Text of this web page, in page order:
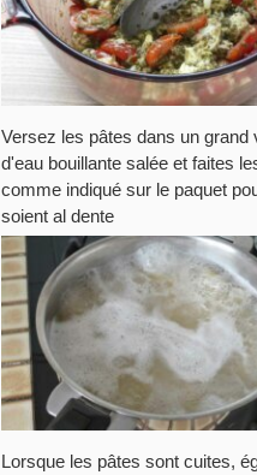
Versez les pâtes dans un grand
d'eau bouillante salée et faites
comme indiqué sur le paquet
soient al dente
Lorsque les pâtes sont cuites,